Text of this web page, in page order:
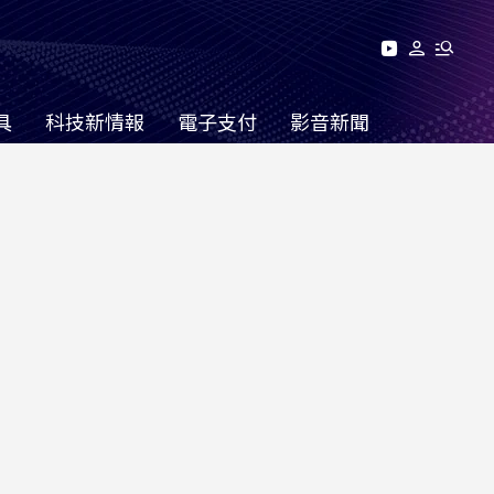
科技新情報 電子支付 影音新聞